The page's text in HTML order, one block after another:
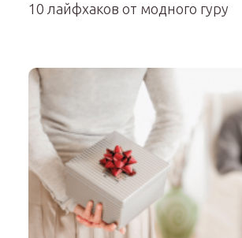
10 лайфхаков от модного гуру